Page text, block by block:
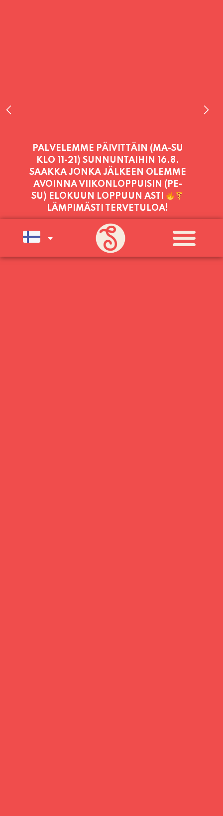
PALVELEMME PÄIVITTÄIN (MA-SU
KLO 11-21) SUNNUNTAIHIN 16.8.
SAAKKA JONKA JÄLKEEN OLEMME
AVOINNA VIIKONLOPPUISIN (PE-
SU) ELOKUUN LOPPUUN ASTI
LÄMPIMÄSTI TERVETULOA!
PALVELEMME TÄNÄÄN:
MAANANTAI11:00 - 21:00